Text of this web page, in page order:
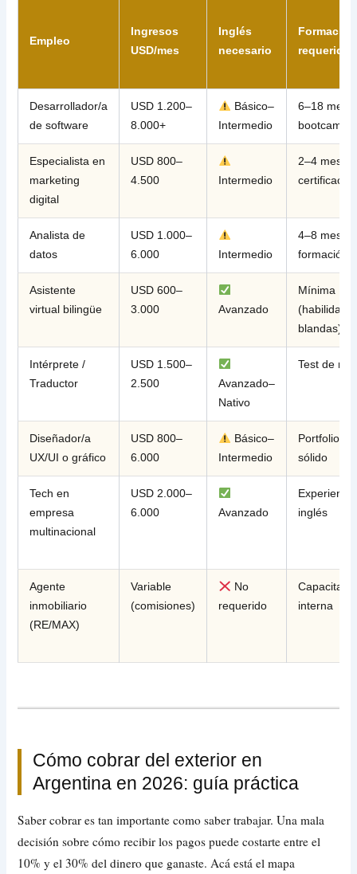
Empleo
Ingresos
USD/mes
Inglés
necesario
Formación
requerida
Desarrollador/a
de software
USD 1.200–
8.000+
Básico–
Intermedio
6–18
bootcamp
Especialista en
marketing
digital
USD 800–
4.500
Intermedio
2–4 meses
Analista de
datos
USD 1.000–
6.000
Intermedio
4–8 meses
formación
Asistente
virtual bilingüe
USD 600–
3.000
Avanzado
Mínima
blandas)
Intérprete /
Traductor
USD 1.500–
2.500
Avanzado–
Nativo
Test de
Diseñador/a
UX/UI o gráfico
USD 800–
6.000
Básico–
Intermedio
Portfolio
sólido
Tech en
empresa
multinacional
USD 2.000–
6.000
Avanzado
inglés
Agente
inmobiliario
(RE/MAX)
Variable
(comisiones)
No
requerido
interna
Cómo cobrar del exterior en
Argentina en 2026: guía práctica
Saber cobrar es tan importante como saber trabajar. Una mala
decisión sobre cómo recibir los pagos puede costarte entre el
10% y el 30% del dinero que ganaste. Acá está el mapa